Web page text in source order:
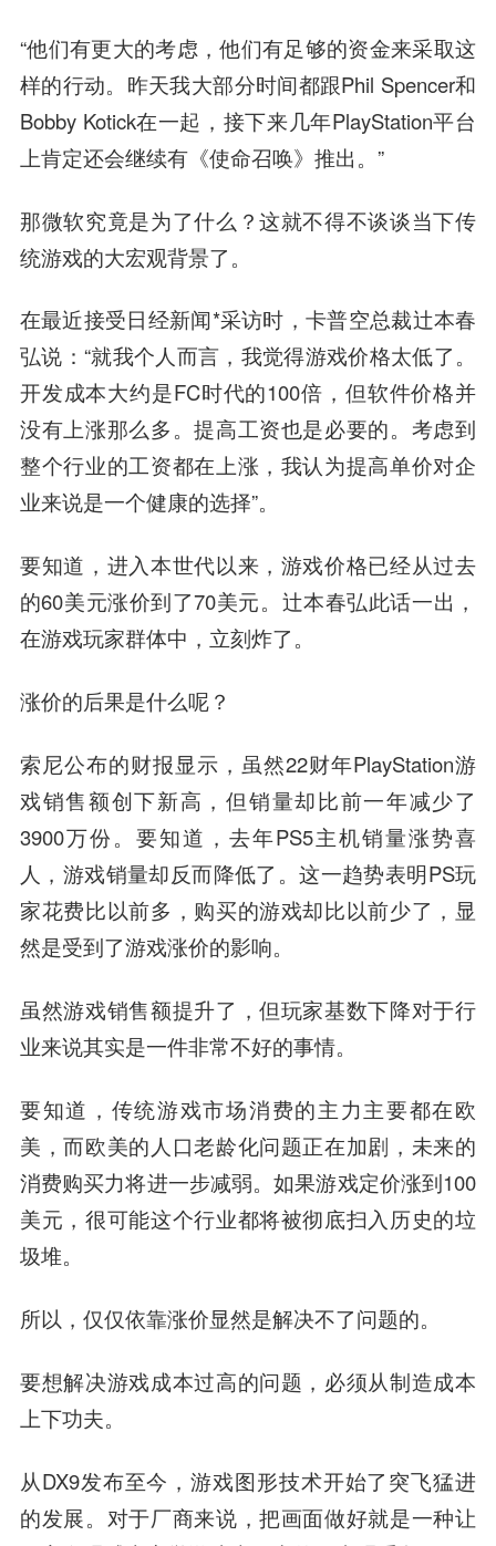
“他们有更大的考虑，他们有足够的资金来采取这
样的行动。昨天我大部分时间都跟Phil Spencer和
Bobby Kotick在一起，接下来几年PlayStation平台
上肯定还会继续有《使命召唤》推出。”
那微软究竟是为了什么？这就不得不谈谈当下传
统游戏的大宏观背景了。
在最近接受日经新闻*采访时，卡普空总裁辻本春
弘说：“就我个人而言，我觉得游戏价格太低了。
开发成本大约是FC时代的100倍，但软件价格并
没有上涨那么多。提高工资也是必要的。考虑到
整个行业的工资都在上涨，我认为提高单价对企
业来说是一个健康的选择”。
要知道，进入本世代以来，游戏价格已经从过去
的60美元涨价到了70美元。辻本春弘此话一出，
在游戏玩家群体中，立刻炸了。
涨价的后果是什么呢？
索尼公布的财报显示，虽然22财年PlayStation游
戏销售额创下新高，但销量却比前一年减少了
3900万份。要知道，去年PS5主机销量涨势喜
人，游戏销量却反而降低了。这一趋势表明PS玩
家花费比以前多，购买的游戏却比以前少了 ，显
然是受到了游戏涨价的影响。
虽然游戏销售额提升了，但玩家基数下降对于行
业来说其实是一件非常不好的事情。
要知道，传统游戏市场消费的主力主要都在欧
美，而欧美的人口老龄化问题正在加剧，未来的
消费购买力将进一步减弱。如果游戏定价涨到100
美元，很可能这个行业都将被彻底扫入历史的垃
圾堆。
所以，仅仅依靠涨价显然是解决不了问题的。
要想解决游戏成本过高的问题，必须从制造成本
上下功夫。
从DX9发布至今，游戏图形技术开始了突飞猛进
的发展。对于厂商来说，把画面做好就是一种让